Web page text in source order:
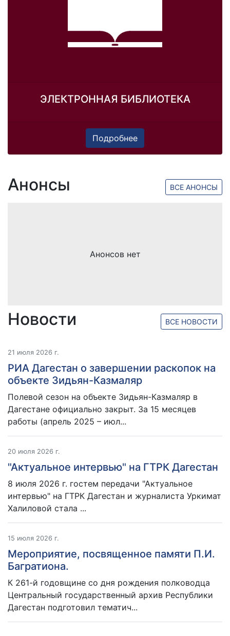
ЭЛЕКТРОННАЯ БИБЛИОТЕКА
Подробнее
Анонсы ВСЕ АНОНСЫ
Анонсов нет
Новости ВСЕ НОВОСТИ
21 июля 2026 г.
РИА Дагестан о завершении раскопок на
объекте Зидьян-Казмаляр
Полевой сезон на объекте Зидьян-Казмаляр в
Дагестане официально закрыт. За 15 месяцев
работы (апрель 2025 – июл...
20 июля 2026 г.
"Актуальное интервью" на ГТРК Дагестан
8 июля 2026 г. гостем передачи "Актуальное
интервью" на ГТРК Дагестан и журналиста Уркимат
Халиловой стала ...
15 июля 2026 г.
Мероприятие, посвященное памяти П.И.
Багратиона.
К 261-й годовщине со дня рождения полководца
Центральный государственный архив Республики
Дагестан подготовил тематич...